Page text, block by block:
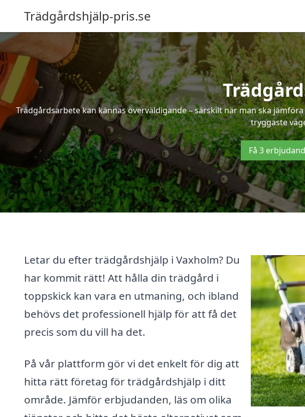
Trädgårdshjälp-pris.se
Trädgårdsarbete kan kännas överväldigande – särskilt när man ska
tryggaste
Få 3
Letar du efter trädgårdshjälp i Vaxholm? Du
har kommit rätt! Att hålla din trädgård i
toppskick kan vara en utmaning, och ibland
behövs det professionell hjälp för att få det
precis som du vill ha det.
På vår plattform gör vi det enkelt för dig att
hitta rätt företag för trädgårdshjälp i ditt
område. Jämför erbjudanden, läs om olika